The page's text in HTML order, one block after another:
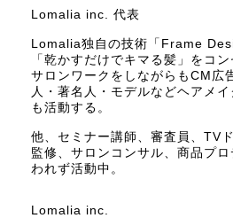
Lomalia inc. 代表
Lomalia独自の技術「Frame
「乾かすだけでキマる髪」をコ
サロンワークをしながらもCM広
人・著名人・モデルなどヘアメ
も活動する。
他、セミナー講師、審査員、TV
監修、サロンコンサル、商品プ
われず活動中。
Lomalia inc.